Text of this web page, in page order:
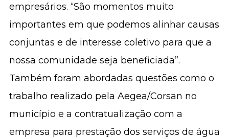
empresários. “São momentos muito
importantes em que podemos alinhar causas
conjuntas e de interesse coletivo para que a
nossa comunidade seja beneficiada”.
Também foram abordadas questões como o
trabalho realizado pela Aegea/Corsan no
município e a contratualização com a
empresa para prestação dos serviços de água